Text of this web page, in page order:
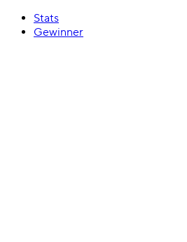
Stats
Gewinner